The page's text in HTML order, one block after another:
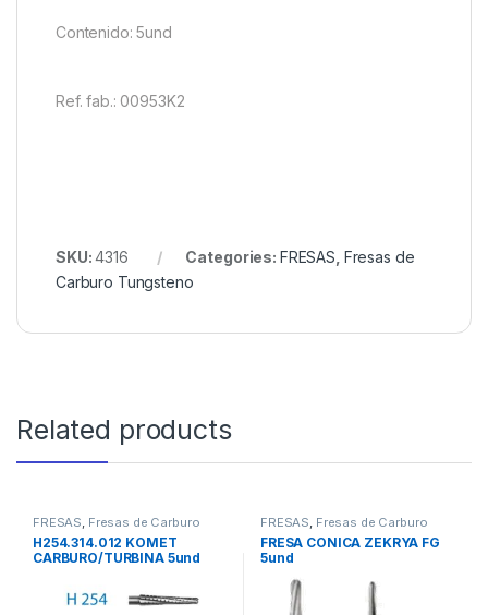
Contenido: 5und
Ref. fab.: 00953K2
SKU:4316 Categories: FRESAS Fresas de
Carburo Tungsteno
Related products
FRESAS, Fresas de Carburo
Tungsteno
H254.314.012 KOMET
CARBURO/TURBINA 5und
FRESAS, Fresas de Carburo
Tungsteno
FRESA CONICA ZEKRYA FG
5und